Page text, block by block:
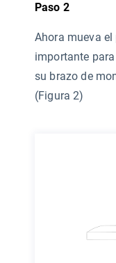
Paso 2
Ahora mueva el
importante
su brazo de
(Figura 2)